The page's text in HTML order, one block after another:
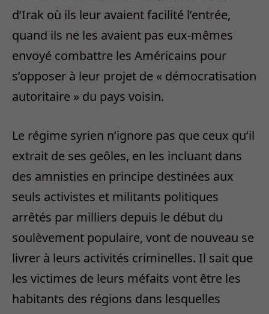
d’Irak où ils leur avaient facilité l’entrée,
quand ils ne les avaient pas eux-mêmes
envoyé combattre les Américains pour
s’opposer à leur projet de « démocratisation
autoritaire » du pays voisin.
Le régime syrien n’ignore pas que ceux qu’il
extrait de ses geôles, en les incluant dans
des amnisties en principe destinées aux
seuls activistes et militants politiques
arrêtés par milliers depuis le début du
soulèvement populaire, vont de nouveau se
livrer à leurs activités criminelles. Il sait que
les victimes de leurs méfaits vont être les
habitants des régions dans lesquelles